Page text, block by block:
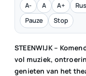
A- A A+
Pauze
Stop
STEENWIJK –
vol muziek,
genieten van het